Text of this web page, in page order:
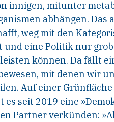
innigen, mitunter
abhängen. Das
weg mit den
und eine Politik nur
können. Da fällt
mit denen wir
Auf einer
es seit 2019 eine
Partner verkünden: